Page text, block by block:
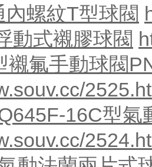
螺紋T型球閥
動式襯膠球閥
襯氟手動球閥
16C型氣